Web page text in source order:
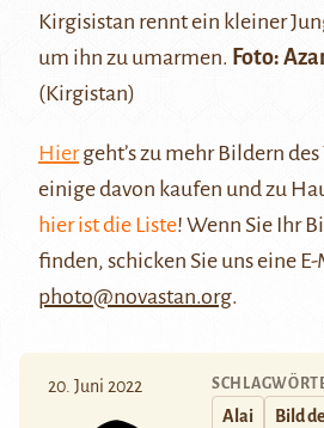
Kirgisistan rennt ein kleiner
um ihn zu umarmen. Foto:
(Kirgistan)
Hiergeht’s zu mehr Bildern
einige davon kaufen und zu
hier ist die Liste! Wenn Sie Ihr
finden, schicken Sie uns eine
photo@novastan.org.
20. Juni 2022
Alai Bild